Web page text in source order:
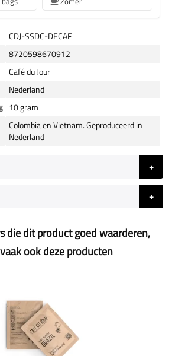
CDJ-SSDC-DECAF
8720598670912
Café du Jour
Nederland
10 gram
Colombia en Vietnam. Geproduceerd in
Nederland
die dit product goed waarderen,
ook deze producten